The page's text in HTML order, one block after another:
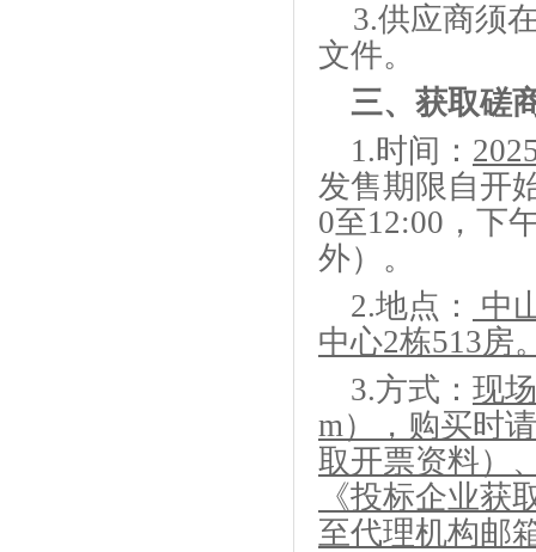
3.供应商须
文件。
三、 获取磋
1.时间： 202
发售期限自开
0至12:00，下
外）。
2.地点：
中
中心2栋513房
3.方式： 现
m），购买时
取开票资料）
《投标企业
至代理机构邮